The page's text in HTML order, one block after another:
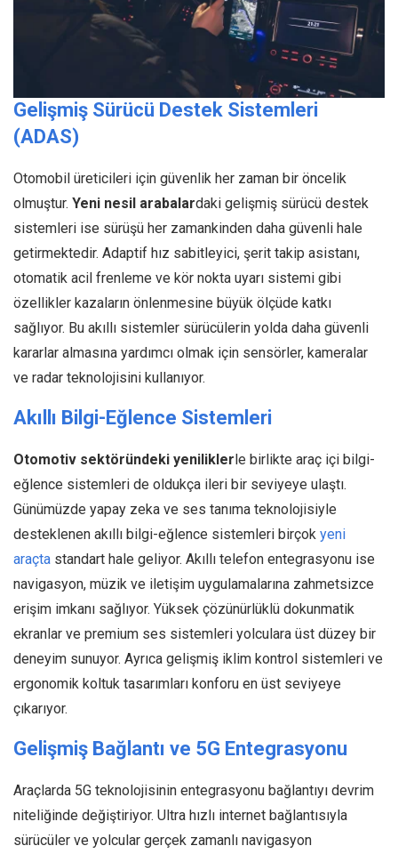
Gelişmiş Sürücü Destek Sistemleri
(ADAS)
Otomobil üreticileri için güvenlik her zaman bir öncelik
olmuştur. Yeni nesil arabalardaki gelişmiş sürücü destek
sistemleri ise sürüşü her zamankinden daha güvenli hale
getirmektedir. Adaptif hız sabitleyici, şerit takip asistanı,
otomatik acil frenleme ve kör nokta uyarı sistemi gibi
özellikler kazaların önlenmesine büyük ölçüde katkı
sağlıyor. Bu akıllı sistemler sürücülerin yolda daha güvenli
kararlar almasına yardımcı olmak için sensörler, kameralar
ve radar teknolojisini kullanıyor.
Akıllı Bilgi-Eğlence Sistemleri
Otomotiv sektöründeki yenilikler le birlikte araç içi bilgi-
eğlence sistemleri de oldukça ileri bir seviyeye ulaştı.
Günümüzde yapay zeka ve ses tanıma teknolojisiyle
desteklenen akıllı bilgi-eğlence sistemleri birçok yeni
araçta standart hale geliyor. Akıllı telefon entegrasyonu ise
navigasyon, müzik ve iletişim uygulamalarına zahmetsizce
erişim imkanı sağlıyor. Yüksek çözünürlüklü dokunmatik
ekranlar ve premium ses sistemleri yolculara üst düzey bir
deneyim sunuyor. Ayrıca gelişmiş iklim kontrol sistemleri ve
ergonomik koltuk tasarımları konforu en üst seviyeye
çıkarıyor.
Gelişmiş Bağlantı ve 5G Entegrasyonu
Araçlarda 5G teknolojisinin entegrasyonu bağlantıyı devrim
niteliğinde değiştiriyor. Ultra hızlı internet bağlantısıyla
sürücüler ve yolcular gerçek zamanlı navigasyon